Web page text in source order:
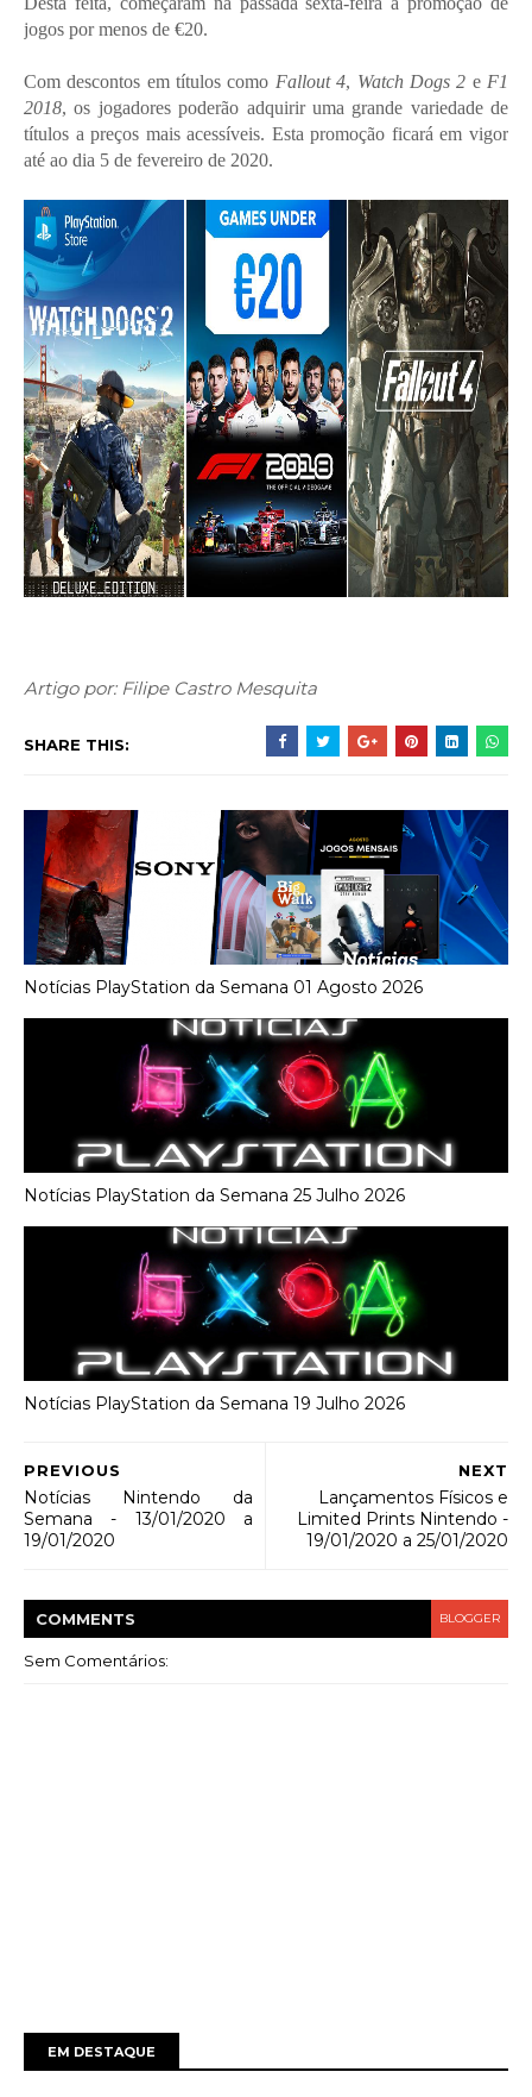
jogos por menos de €20.
Com descontos em títulos como Fallout 4, Watch Dogs 2 e F1
2018, os jogadores poderão adquirir uma grande variedade de
títulos a preços mais acessíveis. Esta promoção ficará em vigor
até ao dia 5 de fevereiro de 2020.
Artigo por: Filipe Castro Mesquita
SHARE THIS:
Notícias PlayStation da Semana 01 Agosto 2026
Notícias PlayStation da Semana 25 Julho 2026
Notícias PlayStation da Semana 19 Julho 2026
NEXT
Lançamentos Físicos e
Limited Prints Nintendo -
19/01/2020 a 25/01/2020
PREVIOUS
Notícias Nintendo da
Semana - 13/01/2020 a
19/01/2020
COMMENTS BLOGGER
Sem Comentários:
EM DESTAQUE